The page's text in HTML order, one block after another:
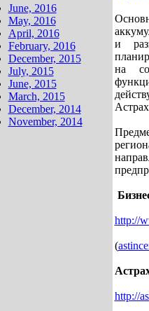
June, 2016
May, 2016
April, 2016
February, 2016
December, 2015
July, 2015
June, 2015
March, 2015
December, 2014
November, 2014
и
на
http://
(
http://